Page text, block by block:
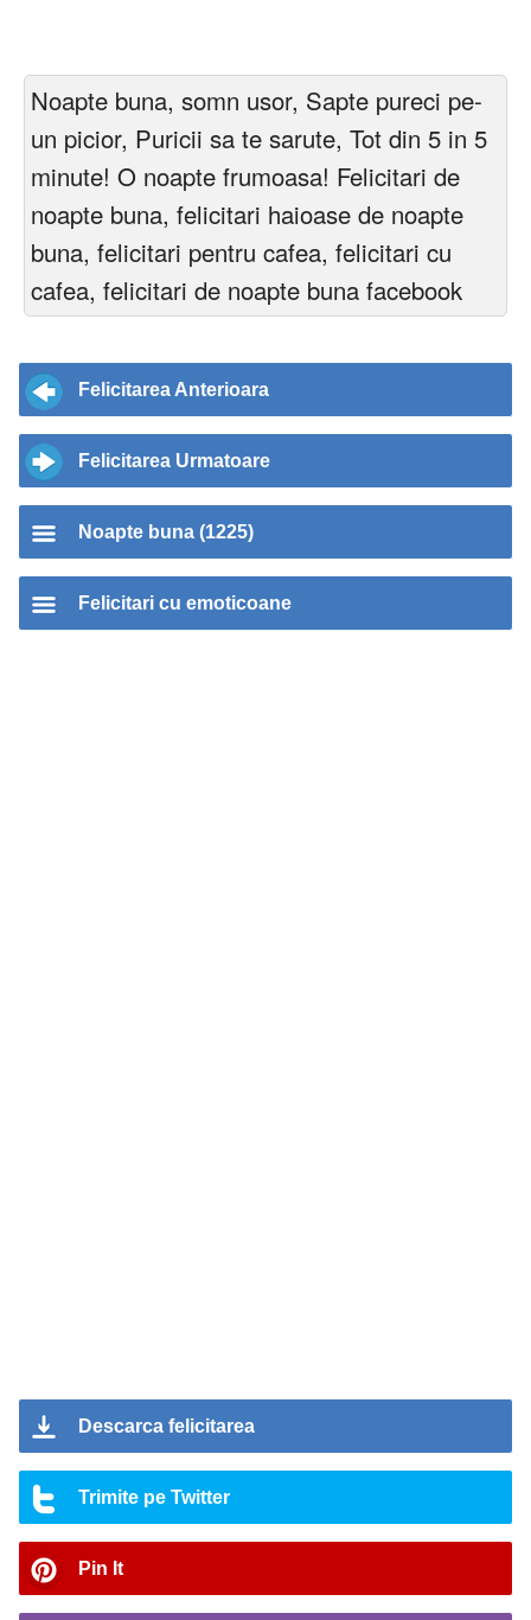
Noapte buna, somn usor, Sapte pureci pe-
un picior, Puricii sa te sarute, Tot din 5 in 5
minute! O noapte frumoasa! Felicitari de
noapte buna, felicitari haioase de noapte
buna, felicitari pentru cafea, felicitari cu
cafea, felicitari de noapte buna facebook
Felicitarea Anterioara
Felicitarea Urmatoare
Noapte buna (1225)
Felicitari cu emoticoane
Descarca felicitarea
Trimite pe Twitter
Pin It